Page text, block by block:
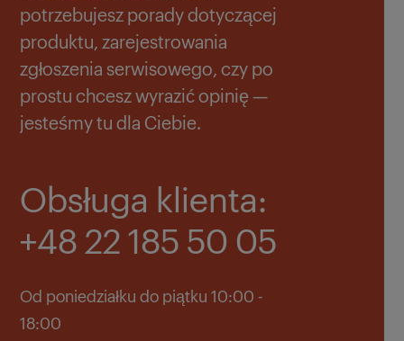
potrzebujesz porady dotyczącej
produktu, zarejestrowania
zgłoszenia serwisowego, czy po
prostu chcesz wyrazić opinię —
jesteśmy tu dla Ciebie.
Obsługa klienta:
+48 22 185 50 05
Od poniedziałku do piątku 10:00 -
18:00